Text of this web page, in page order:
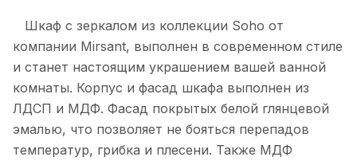
Зеркало-шкаф Emotion
LED 600х800
универсальная
установка, сенсор
12 370 руб. x 1 шт
Нет в наличии
Шкаф с зеркалом из коллекции Soho от
компании Mirsant, выполнен в современном стиле
и станет настоящим украшением вашей ванной
комнаты. Корпус и фасад шкафа выполнен из
ЛДСП и МДФ. Фасад покрытых белой глянцевой
эмалью, что позволяет не бояться перепадов
температур, грибка и плесени. Также МДФ